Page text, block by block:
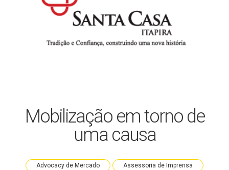
Mobilização em torno de
uma causa
Advocacy de Mercado Assessoria de Imprensa